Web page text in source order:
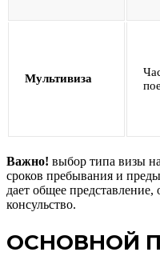
Мультивиза
Важно! выбор типа визы
сроков пребывания и
дает общее
консульство.
ОСНОВНОЙ